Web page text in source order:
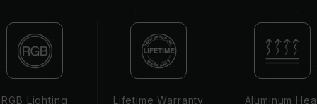
/ 2400 (或更低)。這屬正常現象，並非產品瑕
疵。
XMP 2.0 需由使用者手動啟用，部分主機板可能
無法達到標示頻率，最終運行頻率受限於系統設
RGB Lighting
Lifetime Warranty
Aluminum